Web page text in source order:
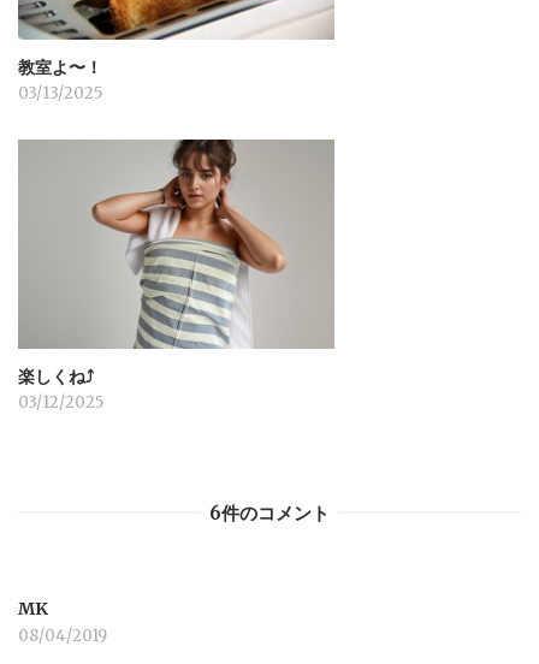
教室よ〜！
03/13/2025
楽しくね⤴︎
03/12/2025
6件のコメント
MK
08/04/2019